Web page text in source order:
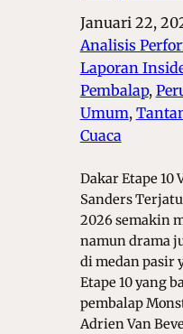
Januari 22,
Analisis
Laporan
Pembalap,
Umum,
Cuaca
Dakar Etape 10
Sanders
2026 semakin
namun drama
di medan pasir
Etape 10 yang
pembalap
Adrien Van